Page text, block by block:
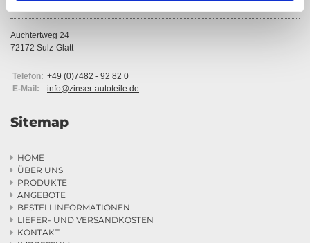
Auchtertweg 24
72172 Sulz-Glatt
Telefon: +49 (0)7482 - 92 82 0
E-Mail:
info@zinser-autoteile.de
Sitemap
 HOME
 ÜBER UNS
 PRODUKTE
 ANGEBOTE
 BESTELLINFORMATIONEN
 LIEFER- UND VERSANDKOSTEN
 KONTAKT